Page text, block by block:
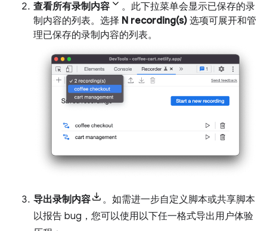
查看所有录制内容
。此下拉菜单会显示已保存的录
制内容的列表。选择 N recording(s) 选项可展开和管
理已保存的录制内容的列表。
导出录制内容
。如需进一步自定义脚本或共享脚本
以报告 bug，您可以使用以下任一格式导出用户体验